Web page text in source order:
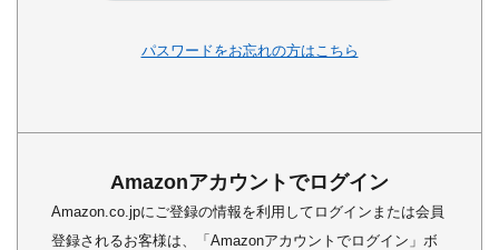
パスワードをお忘れの方はこちら
Amazonアカウントでログイン
Amazon.co.jpにご登録の情報を利用してログインまたは会員
登録されるお客様は、「Amazonアカウントでログイン」ボ